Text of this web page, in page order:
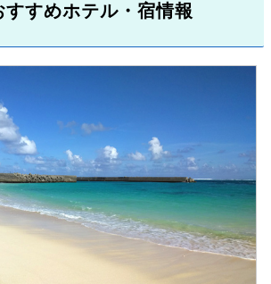
すすめホテル・宿情報